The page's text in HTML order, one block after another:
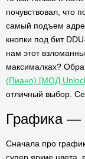
почувствовал, что
самый подъем
кнопки под бит
нам этот
максималках?
(Пиано) [МОД
отличный выбор.
Графика —
Сначала про